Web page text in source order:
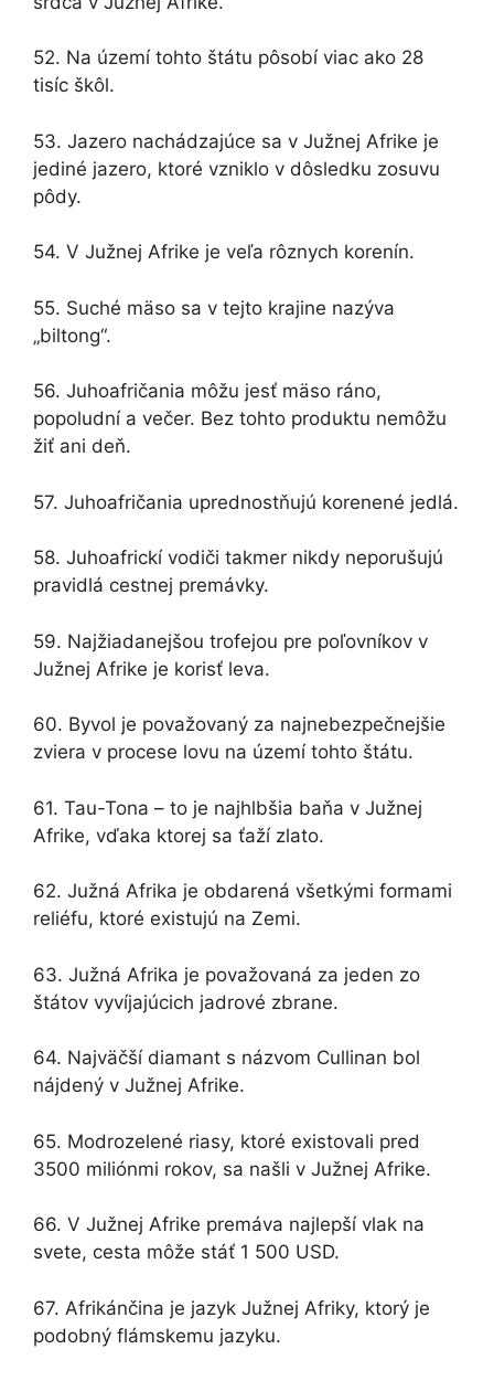
52. Na území tohto štátu pôsobí viac ako 28
tisíc škôl.
53. Jazero nachádzajúce sa v Južnej Afrike je
jediné jazero, ktoré vzniklo v dôsledku zosuvu
pôdy.
54. V Južnej Afrike je veľa rôznych korenín.
55. Suché mäso sa v tejto krajine nazýva
„biltong“.
56. Juhoafričania môžu jesť mäso ráno,
popoludní a večer. Bez tohto produktu nemôžu
žiť ani deň.
57. Juhoafričania uprednostňujú korenené jedlá.
58. Juhoafrickí vodiči takmer nikdy neporušujú
pravidlá cestnej premávky.
59. Najžiadanejšou trofejou pre poľovníkov v
Južnej Afrike je korisť leva.
60. Byvol je považovaný za najnebezpečnejšie
zviera v procese lovu na území tohto štátu.
61. Tau-Tona – to je najhlbšia baňa v Južnej
Afrike, vďaka ktorej sa ťaží zlato.
62. Južná Afrika je obdarená všetkými formami
reliéfu, ktoré existujú na Zemi.
63. Južná Afrika je považovaná za jeden zo
štátov vyvíjajúcich jadrové zbrane.
64. Najväčší diamant s názvom Cullinan bol
nájdený v Južnej Afrike.
65. Modrozelené riasy, ktoré existovali pred
3500 miliónmi rokov, sa našli v Južnej Afrike.
66. V Južnej Afrike premáva najlepší vlak na
svete, cesta môže stáť 1 500 USD.
67. Afrikánčina je jazyk Južnej Afriky, ktorý je
podobný flámskemu jazyku.